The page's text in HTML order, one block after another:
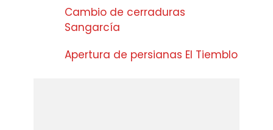
Cambio de cerraduras
Sangarcía
Apertura de persianas El Tiemblo